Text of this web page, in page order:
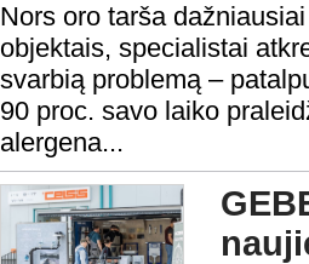
Nors oro tarša
objektais, specialistai
svarbią problemą –
90 proc. savo laiko
alergena...